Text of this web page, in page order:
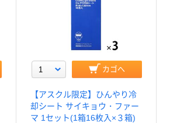
カゴへ
【アスクル限定】ひんやり冷
却シート サイキョウ・ファー
マ 1セット(1箱16枚入×３箱)